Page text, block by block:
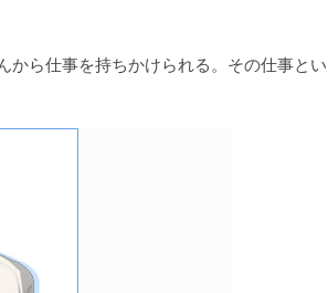
ら仕事を持ちかけられる。その仕事と